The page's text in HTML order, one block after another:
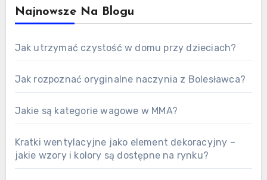
Najnowsze Na Blogu
Jak utrzymać czystość w domu przy dzieciach?
Jak rozpoznać oryginalne naczynia z Bolesławca?
Jakie są kategorie wagowe w MMA?
Kratki wentylacyjne jako element dekoracyjny –
jakie wzory i kolory są dostępne na rynku?